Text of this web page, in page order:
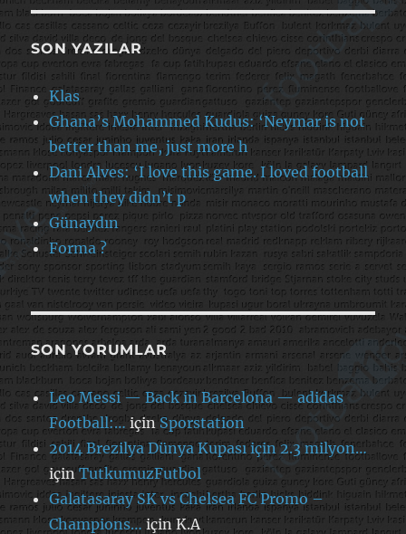
SON YAZILAR
Klas
Ghana’s Mohammed Kudus: ‘Neymar is not
better than me, just more h
Dani Alves: ‘I love this game. I loved football
when they didn’t p
Günaydın
Forma ?
SON YORUMLAR
Leo Messi — Back in Barcelona — adidas
Football:…içinSporstation
2014 Brezilya Dünya Kupası için 2.3 milyon…
içinTutkumuzFutbol
Galatasaray SK vs Chelsea FC Promo –
Champions…içinK.A